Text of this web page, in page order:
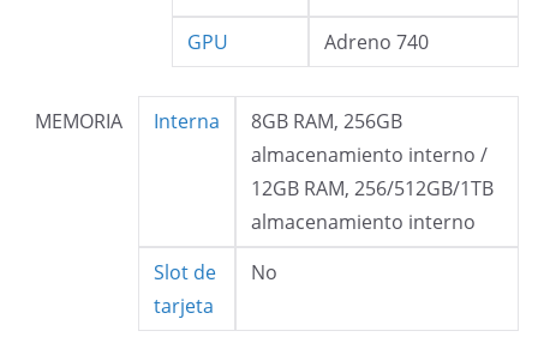
GPU
Adreno 740
MEMORIA Interna
8GB RAM, 256GB
almacenamiento interno /
12GB RAM, 256/512GB/1TB
almacenamiento interno
Slot de
tarjeta
No